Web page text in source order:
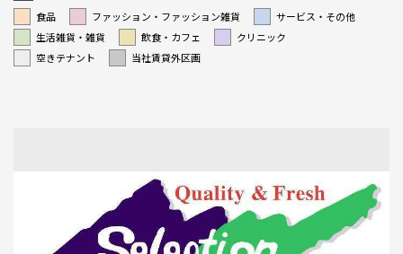
食品
ファッション・ファッション雑貨
サービス・その他
生活雑貨・雑貨
飲食・カフェ
クリニック
空きテナント
当社賃貸外区画